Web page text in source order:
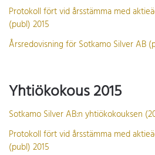
Protokoll fört vid årsstämma med
(publ) 2015
Årsredovisning för Sotkamo Silver AB
Yhtiökokous 2015
Sotkamo Silver AB:n yhtiökokouksen
Protokoll fört vid årsstämma med
(publ) 2015